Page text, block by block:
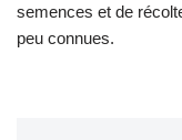
semences et de
peu connues.